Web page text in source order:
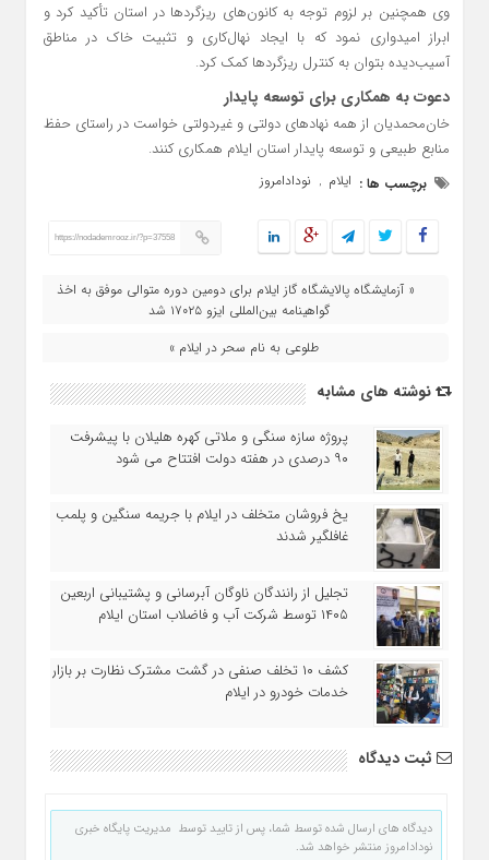
وی همچنین بر لزوم توجه به کانون‌های ریزگردها در استان تأکید کرد و
ابراز امیدواری نمود که با ایجاد نهال‌کاری و تثبیت خاک در مناطق
آسیب‌دیده بتوان به کنترل ریزگردها کمک کرد.
دعوت به همکاری برای توسعه پایدار
خان‌محمدیان از همه نهادهای دولتی و غیردولتی خواست در راستای حفظ
منابع طبیعی و توسعه پایدار استان ایلام همکاری کنند.
برچسب ها : ایلام , نودادامروز
https://nodademrooz.ir/?p=37558
« آزمایشگاه پالایشگاه گاز ایلام برای دومین دوره متوالی موفق به اخذ
گواهینامه بین‌المللی ایزو ۱۷۰۲۵ شد
طلوعی به نام سحر در ایلام »
نوشته های مشابه
پروژه سازه سنگی و ملاتی کهره هلیلان با پیشرفت
۹۰ درصدی در هفته دولت افتتاح می شود
یخ‌ فروشان متخلف در ایلام با جریمه سنگین و پلمب
غافلگیر شدند
تجلیل از رانندگان ناوگان آبرسانی و پشتیبانی اربعین
۱۴۰۵ توسط شرکت آب و فاضلاب استان ایلام
کشف ۱۰ تخلف صنفی در گشت مشترک نظارت بر بازار
خدمات خودرو در ایلام
ثبت دیدگاه
دیدگاه های ارسال شده توسط شما، پس از تایید توسط مدیریت پایگاه خبری
نودادامروز منتشر خواهد شد.